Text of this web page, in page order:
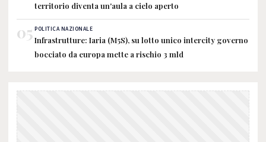
territorio diventa un'aula a cielo aperto
05 POLITICA NAZIONALE
Infrastrutture: Iaria (M5S), su lotto unico intercity governo
bocciato da europa mette a rischio 3 mld